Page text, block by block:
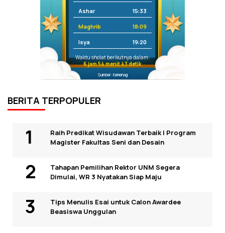
Ashar 15:33
Maghrib 18:09
Isya 19:20
Waktu sholat berikutnya dalam:
6 jam 54 menit 42 detik
Sumber: Kemenag
BERITA TERPOPULER
Raih Predikat Wisudawan Terbaik I Program
Magister Fakultas Seni dan Desain
Tahapan Pemilihan Rektor UNM Segera
Dimulai, WR 3 Nyatakan Siap Maju
Tips Menulis Esai untuk Calon Awardee
Beasiswa Unggulan